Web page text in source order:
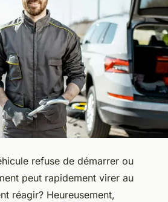
refuse de démarrer ou
peut rapidement virer au
réagir? Heureusement,